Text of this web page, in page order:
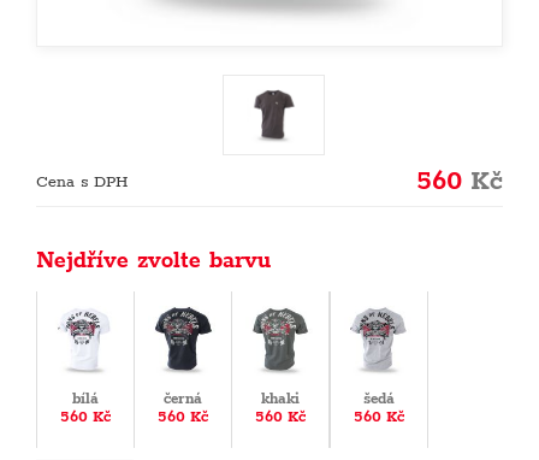
Cena s DPH 560 Kč
Nejdříve zvolte barvu
bílá
560 Kč
černá
560 Kč
khaki
560 Kč
šedá
560 Kč